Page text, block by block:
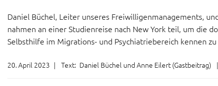
Daniel Büchel, Leiter unseres Freiwilligenmanagements,
nahmen an einer Studienreise nach New York teil, um die
Selbsthilfe im Migrations- und Psychiatriebereich kennen
20. April 2023 | Text: Daniel Büchel und Anne Eilert (Gastbeitrag) |